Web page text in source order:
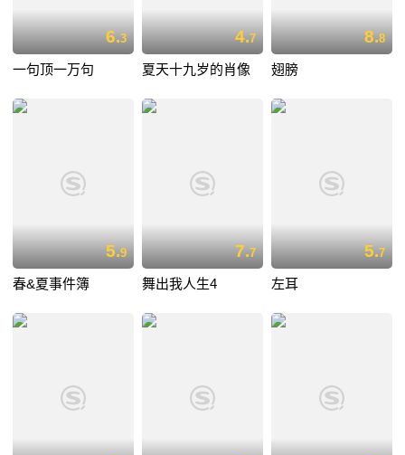
6.3
一句顶一万句
4.7
夏天十九岁的肖像
8.8
翅膀
5.9
春&夏事件簿
7.7
舞出我人生4
5.7
左耳